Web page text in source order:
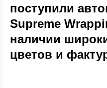
поступили
Supreme
наличии
цветов и